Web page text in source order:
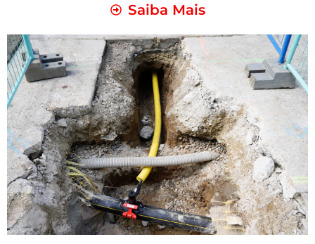
Saiba Mais